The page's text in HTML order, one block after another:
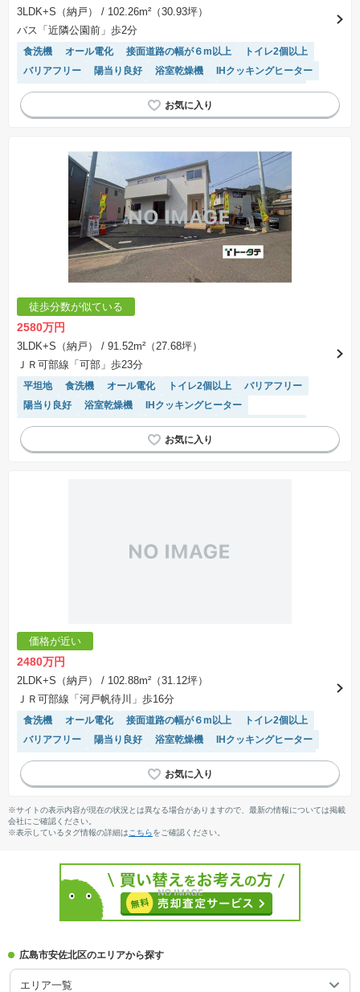
3LDK+S（納戸）
/ 102.26m²（30.93坪）
バス「近隣公園前」歩2分
食洗機 オール電化 接面道路の幅が６m以上
トイレ2個以上
バリアフリー
陽当り良好 浴室乾燥機
IHクッキングヒーター
モニター付きインターホン
対面キッチン システムキッチン
徒歩分数が似ている
2580万円
3LDK+S（納戸）
/ 91.52m²（27.68坪）
ＪＲ可部線「可部」歩23分
平坦地 食洗機 オール電化 トイレ2個以上
バリアフリー
陽当り良好
浴室乾燥機
IHクッキングヒーター
モニター付きインターホン
対面キッチン
システムキッチン
SIC
価格が近い
2480万円
2LDK+S（納戸）
/ 102.88m²（31.12坪）
ＪＲ可部線「河戸帆待川」歩16分
食洗機 オール電化 接面道路の幅が６m以上
トイレ2個以上
バリアフリー
陽当り良好 浴室乾燥機
IHクッキングヒーター
モニター付きインターホン
温水洗浄便座 対面キッチン SIC
※サイトの表示内容が現在の状況とは異なる場合がありますので、最新の情報については掲載
会社にご確認ください。
※表示しているタグ情報の詳細は こちらをご確認ください。
広島市安佐北区のエリアから探す
エリア一覧